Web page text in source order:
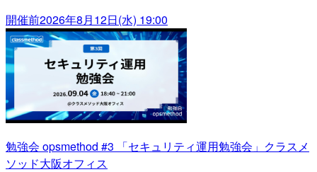
開催前2026年8月12日(水) 19:00
勉強会 opsmethod #3 「セキュリティ運用勉強会」クラスメ
ソッド大阪オフィス